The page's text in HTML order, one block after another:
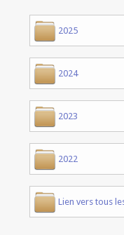
2025
2024
2023
2022
Lien vers tous